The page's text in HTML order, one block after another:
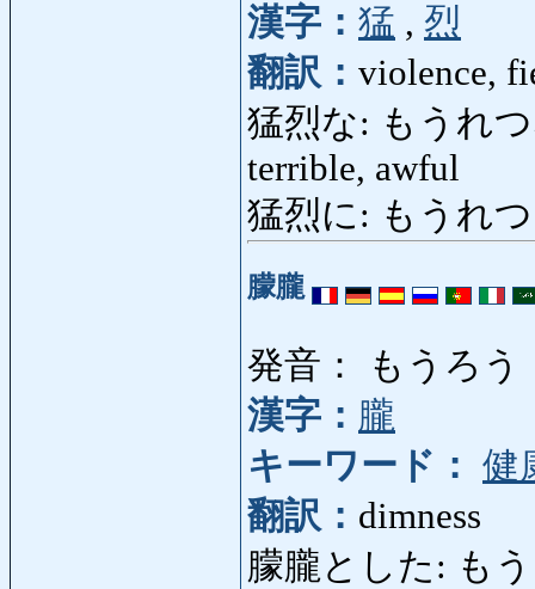
漢字： 猛 , 烈
翻訳： violence,
猛烈な: もうれつ
terrible, awful
猛烈に: もうれ
朦朧
発音： もうろう
漢字： 朧
キーワード： 健
翻訳： dimness
朦朧とした: も